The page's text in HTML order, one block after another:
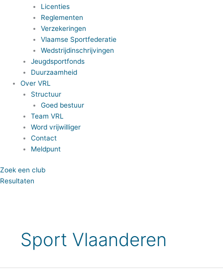
Licenties
Reglementen
Verzekeringen
Vlaamse Sportfederatie
Wedstrijdinschrijvingen
Jeugdsportfonds
Duurzaamheid
Over VRL
Structuur
Goed bestuur
Team VRL
Word vrijwilliger
Contact
Meldpunt
Zoek een club
Resultaten
Sport Vlaanderen